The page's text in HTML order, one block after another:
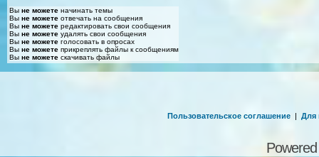
Вы не можете начинать темы
Вы не можете отвечать на сообщения
Вы не можете редактировать свои сообщения
Вы не можете удалять свои сообщения
Вы не можете голосовать в опросах
Вы не можете прикреплять файлы к сообщениям
Вы не можете скачивать файлы
Пользовательское соглашение | Для